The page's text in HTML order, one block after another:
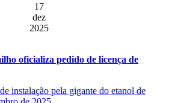
17
dez
2025
oficializa pedido de licença de
instalação pela gigante do etanol de